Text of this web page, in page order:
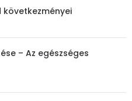
– Az egészséges